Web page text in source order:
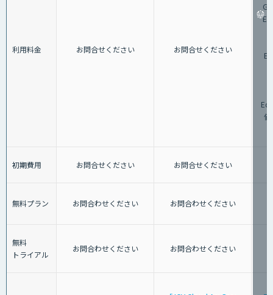
利用料金 お問合せください お問合せください
価
初期費用 お問合せください お問合せください
無料プラン お問合わせください お問合わせください
無料
トライアル
お問合わせください お問合わせください